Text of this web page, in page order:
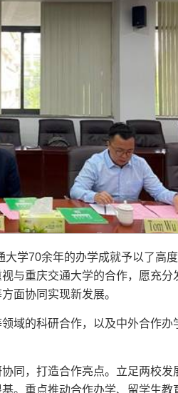
学70余年的办学成就予以了高
与重庆交通大学的合作，愿充
面协同实现新发展。
域的科研合作，以及中外合作
同，打造合作亮点。立足两校
。重点推动合作办学、留学生